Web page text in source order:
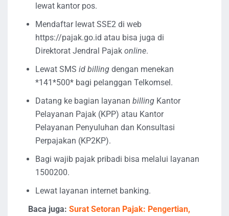
lewat kantor pos.
Mendaftar lewat SSE2 di web
https://pajak.go.id atau bisa juga di
Direktorat Jendral Pajak online.
Lewat SMS id billing dengan menekan
*141*500* bagi pelanggan Telkomsel.
Datang ke bagian layanan billing Kantor
Pelayanan Pajak (KPP) atau Kantor
Pelayanan Penyuluhan dan Konsultasi
Perpajakan (KP2KP).
Bagi wajib pajak pribadi bisa melalui layanan
1500200.
Lewat layanan internet banking.
Baca juga: Surat Setoran Pajak: Pengertian,